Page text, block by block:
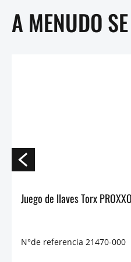
A MENUDO
Juego de llaves Torx
N°de referencia 21470-000